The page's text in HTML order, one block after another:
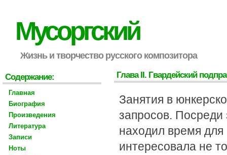
Мусоргский
Жизнь и творчество русского композитора
Глава II. Гвардейский
Занятия в
запросов. Посреди
находил время
интересовала не
Содержание:
Главная
Биография
Произведения
Литература
Записи
Ноты